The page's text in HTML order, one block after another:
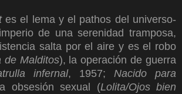
es el lema y el pathos del universo-
de una serenidad tramposa,
salta por el aire y es el robo
de Malditos), la operación de guerra
infernal, 1957; Nacido para
obsesión sexual (Lolita/Ojos bien